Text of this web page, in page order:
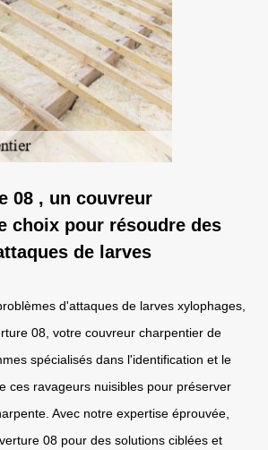
08 , un couvreur
choix pour résoudre des
de larves
d'attaques de larves xylophages,
08, votre couvreur charpentier de
spécialisés dans l'identification et le
ces ravageurs nuisibles pour préserver
Avec notre expertise éprouvée,
08 pour des solutions ciblées et